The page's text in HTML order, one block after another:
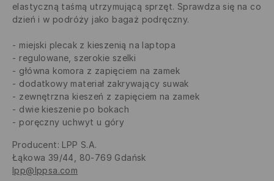
elastyczną taśmą utrzymującą sprzęt. Sprawdza się na co
dzień i w podróży jako bagaż podręczny.
miejski plecak z kieszenią na laptopa
regulowane, szerokie szelki
główna komora z zapięciem na zamek
dodatkowy materiał zakrywający suwak
zewnętrzna kieszeń z zapięciem na zamek
dwie kieszenie po bokach
poręczny uchwyt u góry
Producent: LPP S.A.
Łąkowa 39/44, 80-769 Gdańsk
lpp@lppsa.com